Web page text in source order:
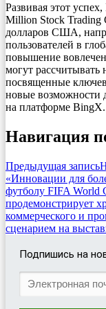
Развивая этот
Million Stock
долларов США,
пользователей в
повышение
могут рассчитывать
посвященные
новые возможности
на платформе BingX.
Навигация
Предыдущая запись
«Инновации для
футболу FIFA World
продемонстрирует
коммерческого и
сценарием на
Подпишись на